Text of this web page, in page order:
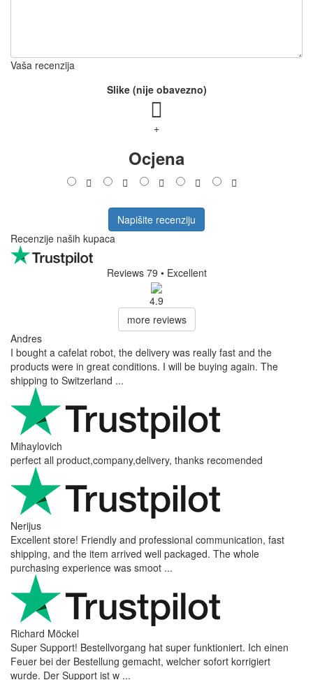
Vaša recenzija
Slike (nije obavezno)
+
Ocjena
Napišite recenziju
Recenzije naših kupaca
Reviews 79 • Excellent
4.9
more reviews
Andres
I bought a cafelat robot, the delivery was really fast and the
products were in great conditions. I will be buying again. The
shipping to Switzerland ...
Mihaylovich
perfect all product,company,delivery, thanks recomended
Nerijus
Excellent store! Friendly and professional communication, fast
shipping, and the item arrived well packaged. The whole
purchasing experience was smoot ...
Richard Möckel
Super Support! Bestellvorgang hat super funktioniert. Ich einen
Feuer bei der Bestellung gemacht, welcher sofort korrigiert
wurde. Der Support ist w ...